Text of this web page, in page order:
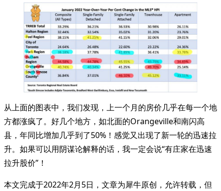
从上面的图表中，我们发现，上一个月的房价几乎在每一个地
方都涨疯了。好几个地方，如北面的Orangeville和南闪高
县，年同比增加几乎到了50%！感觉又出现了新一轮的迅速拉
升。如果可以用阴谋论解释的话，我一定会说“有庄家在迅速
拉升股价”！
本文完成于2022年2月5日，文章为犀牛原创，允许转载，但